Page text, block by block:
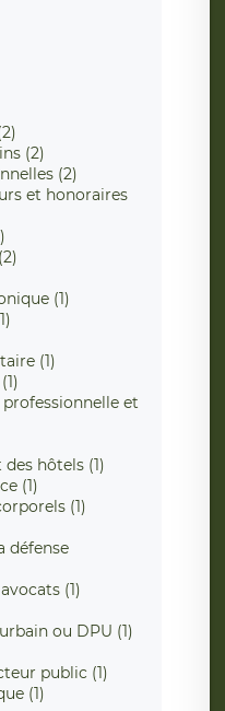
(2)
(2)
et honoraires
(1)
(1)
et
hôtels (1)
(1)
(1)
défense
(1)
ou DPU (1)
public (1)
(1)